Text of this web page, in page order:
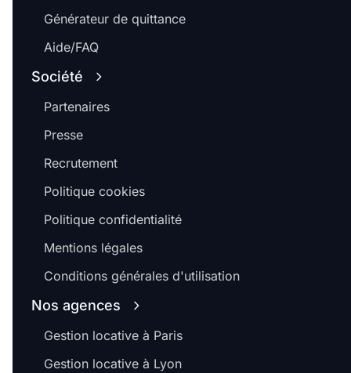
Générateur de quittance
Aide/FAQ
Société
Partenaires
Presse
Recrutement
Politique cookies
Politique confidentialité
Mentions légales
Conditions générales d'utilisation
Nos agences
Gestion locative à Paris
Gestion locative à Lyon